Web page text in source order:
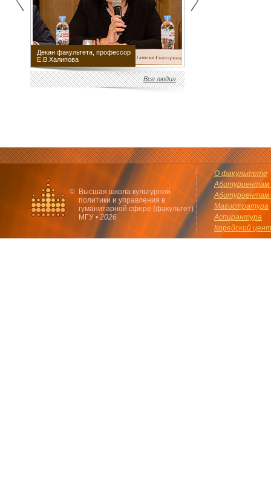
Декан факультета, профессор
Е.В.Халипова
Все люди»
© Высшая школа культурной
политики и управления в
гуманитарной сфере (факультет)
МГУ • 2026
О факультете
Абитуриентам
Абитуриентам
Магистратура
Аспирантура
Корейский